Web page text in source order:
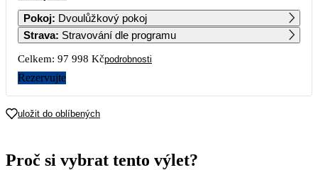
7 8 9 10
21
Pokoj: Dvoulůžkový pokoj
Strava: Stravování dle programu
Celkem: 97 998 Kčpodrobnosti
Rezervujte
uložit do oblíbených
Proč si vybrat tento výlet?